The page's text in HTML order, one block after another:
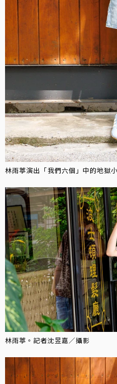
林雨葶演出「我們六個」中的地獄
林雨葶。記者沈昱嘉／攝影